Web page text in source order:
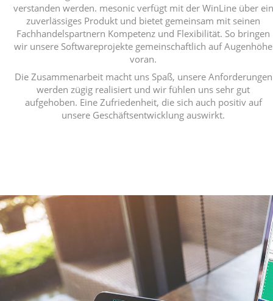
verstanden werden. mesonic verfügt mit der WinLine über ein
zuverlässiges Produkt und bietet gemeinsam mit seinen
Fachhandelspartnern Kompetenz und Flexibilität. So bringen
wir unsere Softwareprojekte gemeinschaftlich auf Augenhöhe
voran.
Die Zusammenarbeit macht uns Spaß, unsere Anforderungen
werden zügig realisiert und wir fühlen uns sehr gut
aufgehoben. Eine Zufriedenheit, die sich auch positiv auf
unsere Geschäftsentwicklung auswirkt.